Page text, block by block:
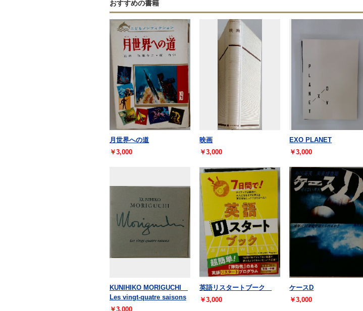
おすすめの書籍
月世界への道
￥3,000
映画
￥3,000
EXO PLANET
￥3,000
KUNIHIKO MORIGUCHI
Les vingt-quatre saisons
￥3,000
英語リスタートブーク
￥3,000
ケースD
￥3,000